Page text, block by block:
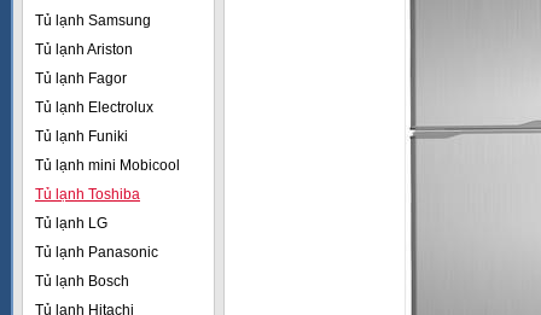
Tủ lạnh Samsung
Tủ lạnh Ariston
Tủ lạnh Fagor
Tủ lạnh Electrolux
Tủ lạnh Funiki
Tủ lạnh mini Mobicool
Tủ lạnh Toshiba
Tủ lạnh LG
Tủ lạnh Panasonic
Tủ lạnh Bosch
Tủ lạnh Hitachi